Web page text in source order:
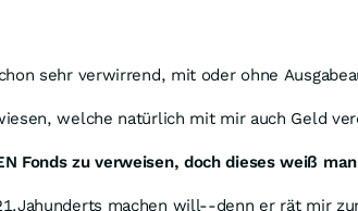
sehr verwirrend, mit oder ohne
welche natürlich mit mir auch Geld
Fonds zu verweisen, doch dieses weiß
machen will--denn er rät mir